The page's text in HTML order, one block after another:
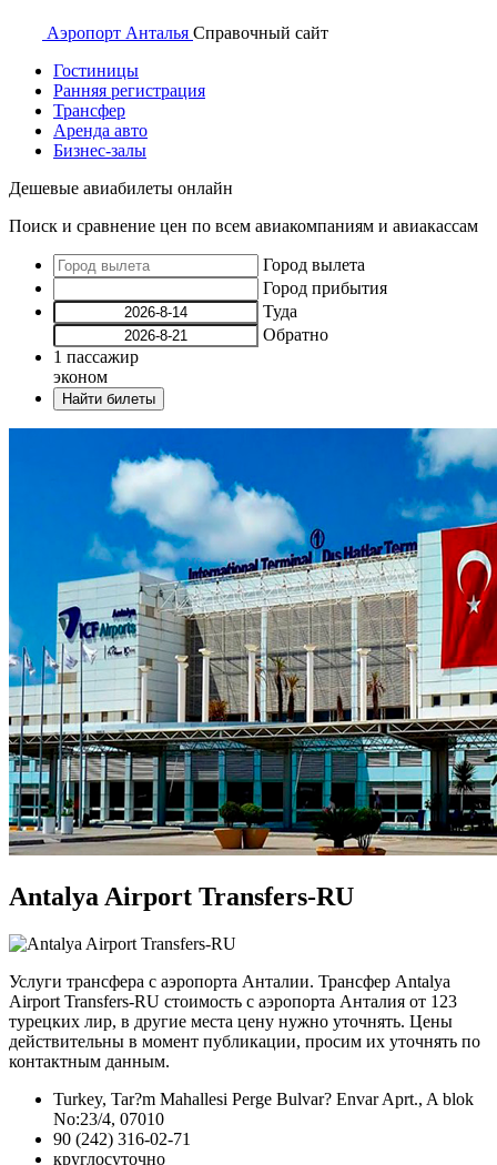
Аэропорт Анталья Справочный сайт
Гостиницы
Ранняя регистрация
Трансфер
Аренда авто
Бизнес-залы
Дешевые авиабилеты онлайн
Поиск и сравнение цен по всем авиакомпаниям и авиакассам
Город вылета
Город прибытия
Туда
Обратно
1 пассажир
эконом
Найти билеты
Antalya Airport Transfers-RU
Услуги трансфера с аэропорта Анталии. Трансфер Antalya
Airport Transfers-RU стоимость с аэропорта Анталия от 123
турецких лир, в другие места цену нужно уточнять. Цены
действительны в момент публикации, просим их уточнять по
контактным данным.
Turkey, Tar?m Mahallesi Perge Bulvar? Envar Aprt., A blok
No:23/4, 07010
90 (242) 316-02-71
круглосуточно